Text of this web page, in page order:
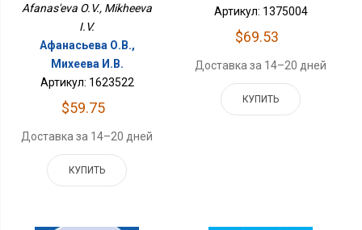
Afanas'eva O.V., Mikheeva
I.V.
Афанасьева О.В.,
Михеева И.В.
Артикул: 1623522
$59.75
Доставка за 14–20 дней
КУПИТЬ
Артикул: 1375004
$69.53
Доставка за 14–20 дней
КУПИТЬ